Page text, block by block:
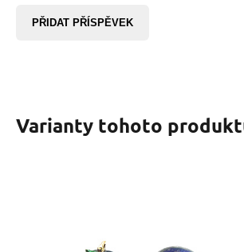
PŘIDAT PŘÍSPĚVEK
Varianty tohoto